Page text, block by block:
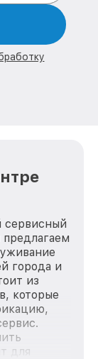
сервисный
города и
из
которые
для